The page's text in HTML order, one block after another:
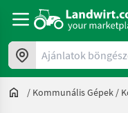
Ajánlatok böngészése
/ Kommunális Gépek /